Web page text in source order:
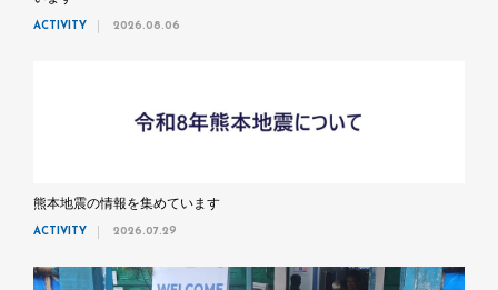
ACTIVITY 2026.08.06
熊本地震の情報を集めています
ACTIVITY 2026.07.29